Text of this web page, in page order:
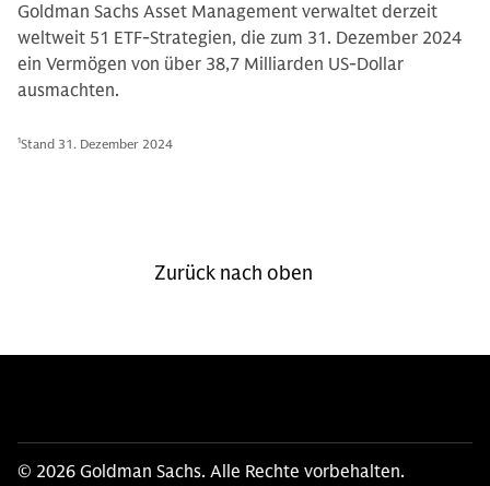
Goldman Sachs Asset Management verwaltet derzeit
weltweit 51 ETF-Strategien, die zum 31. Dezember 2024
ein Vermögen von über 38,7 Milliarden US-Dollar
ausmachten.
1Stand 31. Dezember 2024
Zurück nach oben
© 2026 Goldman Sachs. Alle Rechte vorbehalten.